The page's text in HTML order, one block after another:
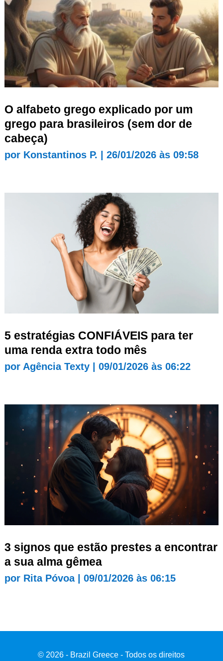
O alfabeto grego explicado por um
grego para brasileiros (sem dor de
cabeça)
por Konstantinos P. 26/01/2026 às 09:58
5 estratégias CONFIÁVEIS para ter
uma renda extra todo mês
por Agência Texty| 09/01/2026 às 06:22
3 signos que estão prestes a encontrar
a sua alma gêmea
por Rita Póvoa| 09/01/2026 às 06:15
© 2026 - Brazil Greece - Todos os direitos